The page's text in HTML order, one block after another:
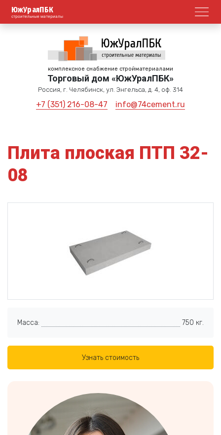
ЮжУралПБК
строительные материалы
комплексное снабжение стройматериалами
Торговый дом «ЮжУралПБК»
Россия, г. Челябинск, ул. Энгельса, д. 4, оф. 314
+7 (351) 216-08-47 info@74cement.ru
Плита плоская ПТП 32-
08
Масса: 750 кг.
Узнать стоимость